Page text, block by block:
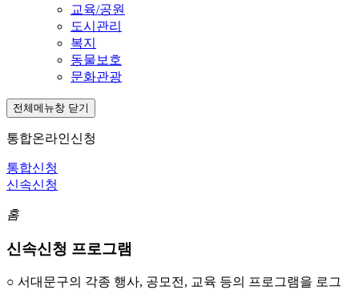
교육/공원
도시관리
복지
동물보호
문화관광
전체메뉴창 닫기
통합온라인신청
통합신청
신속신청
홈
신속신청 프로그램
○ 서대문구의 각종 행사, 공모전, 교육 등의 프로그램을 로그